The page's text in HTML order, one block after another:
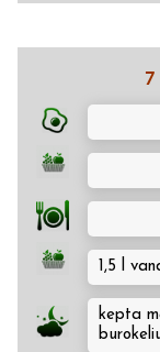
1,5 l
kepta